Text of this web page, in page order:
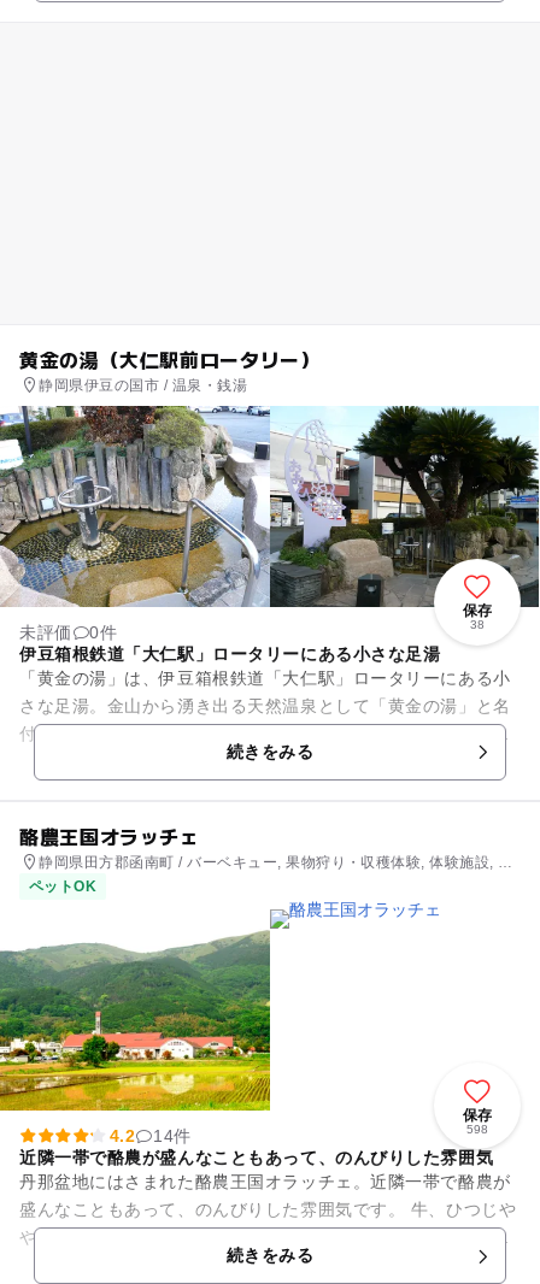
黄金の湯（大仁駅前ロータリー）
静岡県伊豆の国市 / 温泉・銭湯
保存
38
未評価
0件
伊豆箱根鉄道「大仁駅」ロータリーにある小さな足湯
「黄金の湯」は、伊豆箱根鉄道「大仁駅」ロータリーにある小
さな足湯。金山から湧き出る天然温泉として「黄金の湯」と名
付けられ、温泉に入浴したのと同様の効果があると好評です。
駐車場はありませんが、大仁...続きをみる
酪農王国オラッチェ
静岡県田方郡函南町 / バーベキュー, 果物狩り・収穫体験, 体験施設, 自
然体験・アクティビティ
ペットOK
保存
598
4.2
14件
近隣一帯で酪農が盛んなこともあって、のんびりした雰囲気
丹那盆地にはさまれた酪農王国オラッチェ。近隣一帯で酪農が
盛んなこともあって、のんびりした雰囲気です。 牛、ひつじや
やぎ、ロバと触れあえ、うさぎと遊ぶ「ラビットスクエア」
続きをみる